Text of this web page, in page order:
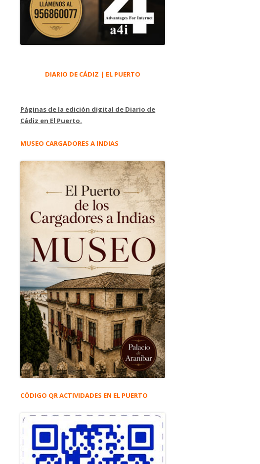
DIARIO DE CÁDIZ | EL PUERTO
Páginas de la edición digital de Diario de
Cádiz en El Puerto.
MUSEO CARGADORES A INDIAS
CÓDIGO QR ACTIVIDADES EN EL PUERTO